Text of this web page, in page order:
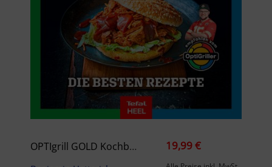
OPTIgrill GOLD Kochbuch 19,99 €